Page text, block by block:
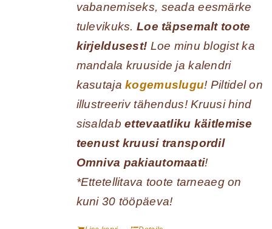
vabanemiseks, seada eesmärke
tulevikuks. Loe täpsemalt toote
kirjeldusest! Loe minu blogist ka
mandala kruuside ja kalendri
kasutajakogemuslugu! Piltidel on
illustreeriv tähendus! Kruusi hind
sisaldab ettevaatliku käitlemise
teenust kruusi transpordil
Omniva pakiautomaati!
*Ettetellitava toote tarneaeg on
kuni 30 tööpäeva!